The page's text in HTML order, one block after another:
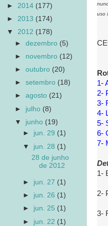
uso
1-
2-
3-
4-
5-
6-
7-
1-
2-
3-
► 2014 (177)
► 2013 (174)
▼ 2012 (178)
►dezembro (5)
► novembro (12)
►outubro (20)
►setembro (18)
►agosto (21)
► julho (8)
▼ junho (19)
► jun. 29 (1)
▼ jun. 28 (1)
28 de junho
de 2012
► jun. 27 (1)
► jun. 26 (1)
► jun. 25 (1)
► jun. 22 (1)